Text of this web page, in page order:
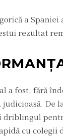
a
rezultat
a fost, fără
judicioasă. De
cu colegii